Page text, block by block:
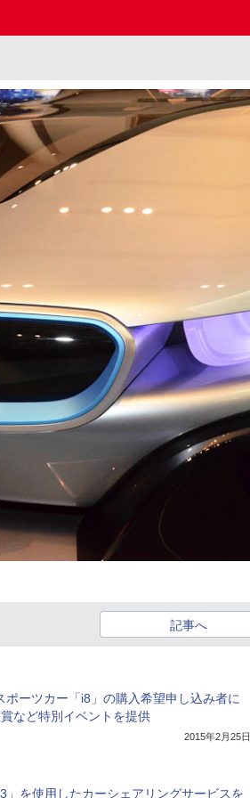
記事へ
ポーツカー「i8」の購入希望申し込み者に
など特別イベントを提供
2015年2月25日
」を使用したカーシェアリングサービスを